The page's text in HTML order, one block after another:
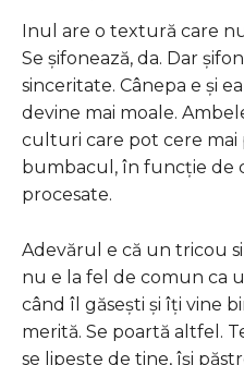
Inul are o textură care
Se șifonează, da. Dar
sinceritate. Cânepa e și
devine mai moale.
culturi care pot cere mai
bumbacul, în funcție de
procesate.
Adevărul e că un tricou
nu e la fel de comun ca
când îl găsești și îți vine
merită. Se poartă altfel.
se lipește de tine, își